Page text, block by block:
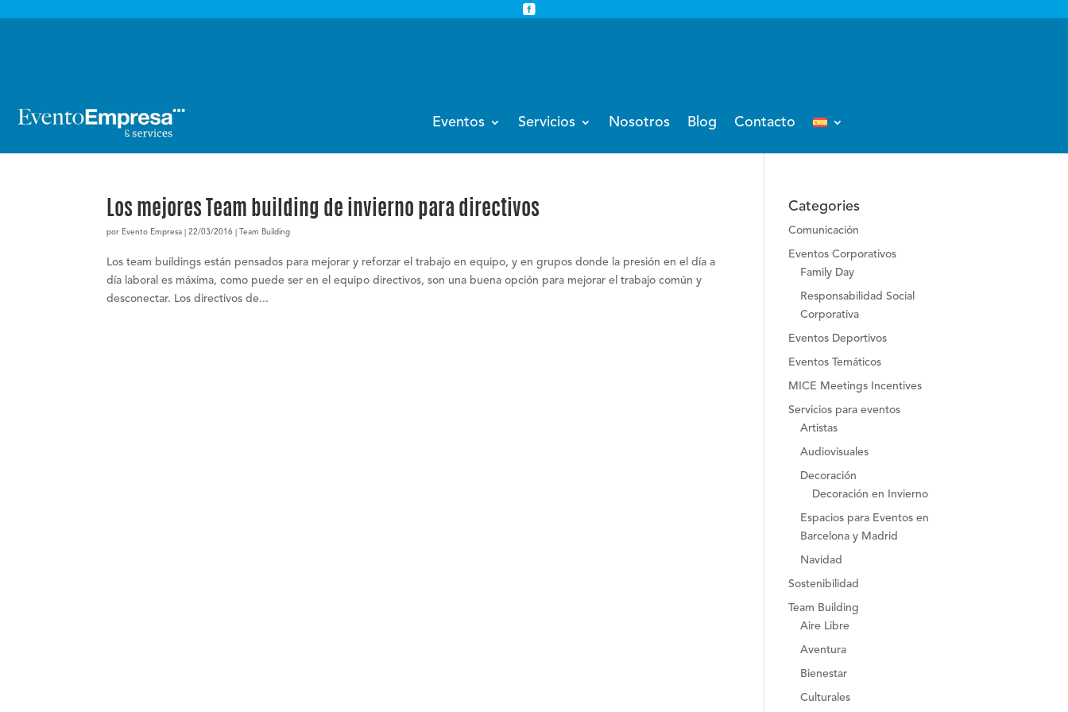

Eventos Servicios Nosotros Blog Contacto
Los mejores Team building de invierno para directivos
por Evento Empresa |22/03/2016 Team Building
Los team buildings están pensados para mejorar y reforzar el trabajo en equipo, y en grupos donde la presión en el día a
día laboral es máxima, como puede ser en el equipo directivos, son una buena opción para mejorar el trabajo común y
desconectar. Los directivos de...
Categories
Comunicación
Eventos Corporativos
Family Day
Responsabilidad Social
Corporativa
Eventos Deportivos
Eventos Temáticos
MICE Meetings Incentives
Servicios para eventos
Artistas
Audiovisuales
Decoración
Decoración en Invierno
Espacios para Eventos en
Barcelona y Madrid
Navidad
Sostenibilidad
Team Building
Aire Libre
Aventura
Bienestar
Culturales